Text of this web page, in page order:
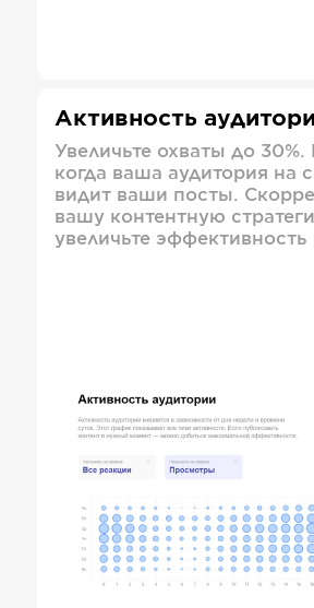
Активность
Увеличьте охваты до 30%.
когда ваша аудитория на
видит ваши посты.
вашу контентную
увеличьте эффективность